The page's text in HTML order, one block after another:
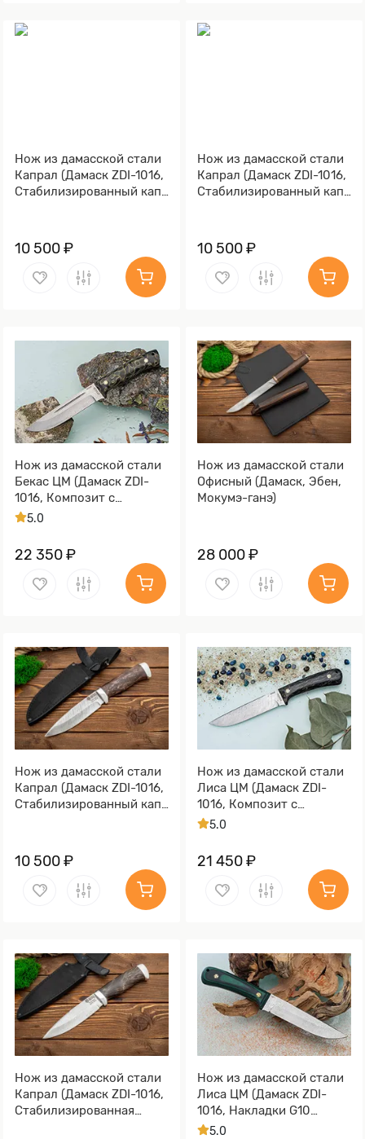
Нож из дамасской стали
Капрал (Дамаск ZDI-1016,
Стабилизированный кап,
10 500 ₽
Нож из дамасской стали
Капрал (Дамаск ZDI-1016,
Стабилизированный кап
10 500 ₽
Нож из дамасской стали
Бекас ЦМ (Дамаск ZDI-
1016, Композит с
латунной микросеткой
5.0
22 350 ₽
Нож из дамасской стали
Офисный (Дамаск, Эбен,
Мокумэ-ганэ)
28 000 ₽
Нож из дамасской стали
Капрал (Дамаск ZDI-1016,
Стабилизированный кап
10 500 ₽
Нож из дамасской стали
Лиса ЦМ (Дамаск ZDI-
1016, Композит с
латунной и бронзовой
5.0
21 450 ₽
Нож из дамасской стали
Капрал (Дамаск ZDI-1016,
Стабилизированная
Нож из дамасской стали
Лиса ЦМ (Дамаск ZDI-
1016, Накладки G10
зелёный)
5.0